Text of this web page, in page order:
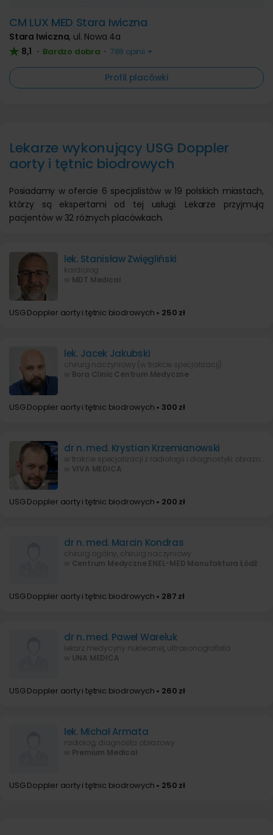
CM LUX MED Stara Iwiczna
Stara Iwiczna, ul. Nowa 4a
8,1 • Bardzo dobra • 788 opinii
Profil placówki
Lekarze wykonujący USG Doppler
aorty i tętnic biodrowych
Posiadamy w ofercie 6 specjalistów w 19 polskich miastach,
którzy są ekspertami od tej usługi. Lekarze przyjmują
pacjentów w 32 różnych placówkach.
lek. Stanisław Zwięgliński
kardiolog
w MDT Medical
USG Doppler aorty i tętnic biodrowych • 250 zł
lek. Jacek Jakubski
chirurg naczyniowy (w trakcie specjalizacji)
w Bora Clinic Centrum Medyczne
USG Doppler aorty i tętnic biodrowych • 300 zł
dr n. med. Krystian Krzemianowski
w trakcie specjalizacji z radiologii i diagnostyki obrazowej.
w VIVA MEDICA
USG Doppler aorty i tętnic biodrowych • 200 zł
dr n. med. Marcin Kondras
chirurg ogólny, chirurg naczyniowy
w Centrum Medyczne ENEL-MED Manufaktura Łódź
USG Doppler aorty i tętnic biodrowych • 287 zł
dr n. med. Paweł Wareluk
lekarz medycyny nuklearnej, ultrasonografista
w UNA MEDICA
USG Doppler aorty i tętnic biodrowych • 260 zł
lek. Michał Armata
radiolog, diagnosta obrazowy
w Premium Medical
USG Doppler aorty i tętnic biodrowych • 250 zł